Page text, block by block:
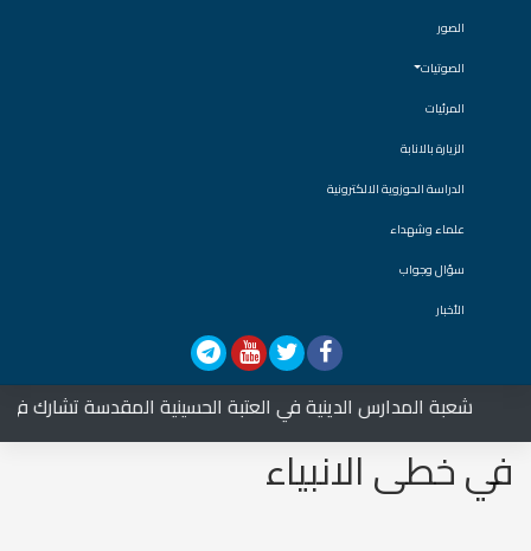
الصور
الصوتيات
المرئيات
الزيارة بالانابة
الدراسة الحوزوية الالكترونية
علماء وشهداء
سؤال وجواب
الأخبار
شعبة المدارس الدينية في العتبة الحسينية المقدسة تشارك في
في خطى الانبياء